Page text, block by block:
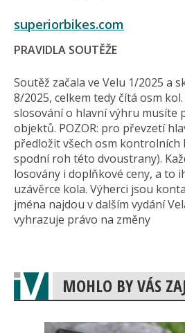
superiorbikes.com
PRAVIDLA SOUTĚŽE
Soutěž začala ve Velu 1/2025 a
8/2025, celkem tedy čítá osm
slosování o hlavní výhru musíte
objektů. POZOR: pro převzetí
předložit všech osm kontrolních
spodní roh této dvoustrany).
losovány i doplňkové ceny, a to
uzávěrce kola. Výherci jsou
jména najdou v dalším vydání
vyhrazuje právo na změny
MOHLO BY VÁS